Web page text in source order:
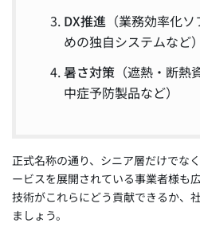
DX推進 （業務効率化
めの独自システムなど）
暑さ対策 （遮熱・断
中症予防製品など）
正式名称の通り、シニア層だけでな
ービスを展開されている事業者様も
技術がこれらにどう貢献できるか、
ましょう。